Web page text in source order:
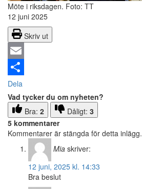
Möte i riksdagen. Foto: TT
12 juni 2025
Skriv ut
Email
Dela
Vad tycker du om nyheten?
Bra: 2 Dåligt: 3
5 kommentarer
Kommentarer är stängda för detta inlägg.
Mia skriver:
12 juni, 2025 kl. 14:33
Bra beslut